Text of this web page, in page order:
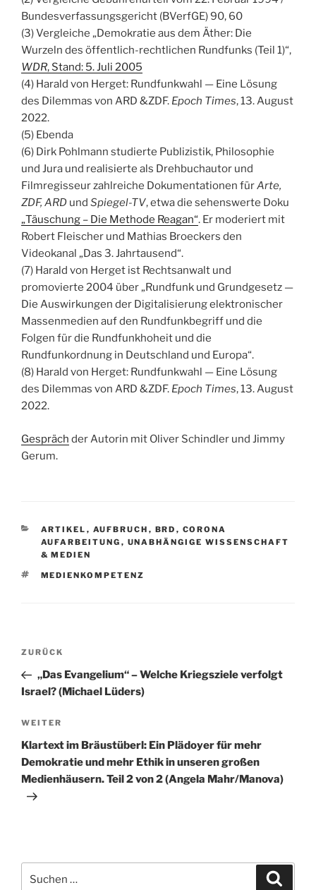
Bundesverfassungsgericht (BVerfGE) 90, 60
(3) Vergleiche „Demokratie aus dem Äther: Die
Wurzeln des öffentlich-rechtlichen Rundfunks (Teil 1)“,
WDR, Stand: 5. Juli 2005
(4) Harald von Herget: Rundfunkwahl — Eine Lösung
des Dilemmas von ARD &ZDF. Epoch Times, 13. August
2022.
(5) Ebenda
(6) Dirk Pohlmann studierte Publizistik, Philosophie
und Jura und realisierte als Drehbuchautor und
Filmregisseur zahlreiche Dokumentationen fürArte,
ZDF, ARD und Spiegel-TV, etwa die sehenswerte Doku
„Täuschung – Die Methode Reagan“. Er moderiert mit
Robert Fleischer und Mathias Broeckers den
Videokanal „Das 3. Jahrtausend“.
(7) Harald von Herget ist Rechtsanwalt und
promovierte 2004 über „Rundfunk und Grundgesetz —
Die Auswirkungen der Digitalisierung elektronischer
Massenmedien auf den Rundfunkbegriff und die
Folgen für die Rundfunkhoheit und die
Rundfunkordnung in Deutschland und Europa“.
(8) Harald von Herget: Rundfunkwahl — Eine Lösung
des Dilemmas von ARD &ZDF. Epoch Times, 13. August
2022.
Gespräch der Autorin mit Oliver Schindler und Jimmy
Gerum.
KATEGORIEN
ARTIKEL , AUFBRUCH , BRD , CORONA
AUFARBEITUNG , UNABHÄNGIGE WISSENSCHAFT
& MEDIEN
SCHLAGWÖRTER
MEDIENKOMPETENZ
Beitragsnavigation
Vorheriger
Beitrag
ZURÜCK
„Das Evangelium“ – Welche Kriegsziele verfolgt
Israel? (Michael Lüders)
Nächster
Beitrag
WEITER
Klartext im Bräustüberl: Ein Plädoyer für mehr
Demokratie und mehr Ethik in unseren großen
Medienhäusern. Teil 2 von 2 (Angela Mahr/Manova)